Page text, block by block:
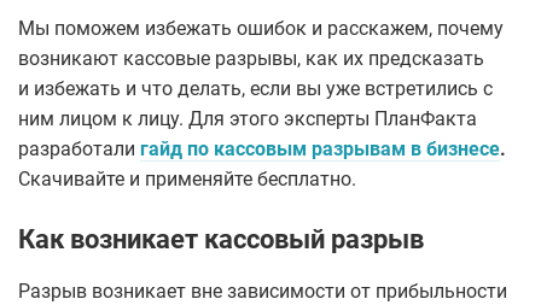
Мы поможем избежать ошибок и расскажем, почему
возникают кассовые разрывы, как их предсказать
и избежать и что делать, если вы уже встретились с
ним лицом к лицу. Для этого эксперты ПланФакта
разработали гайд по кассовым разрывам в бизнесе.
Скачивайте и применяйте бесплатно.
Как возникает кассовый разрыв
Разрыв возникает вне зависимости от прибыльности